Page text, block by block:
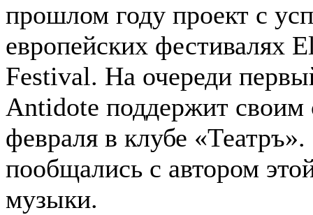
прошлом году проект с
европейских фестивалях
Festival. На очереди
Antidote поддержит
февраля в клубе
пообщались с автором
музыки.